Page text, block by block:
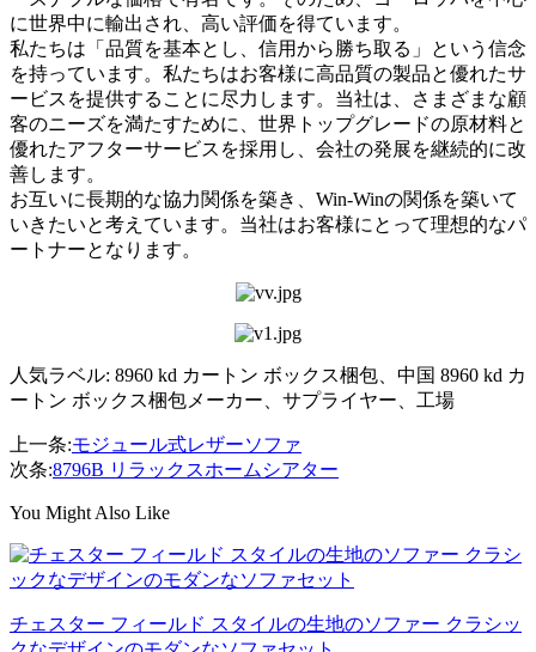
に世界中に輸出され、高い評価を得ています。
私たちは「品質を基本とし、信用から勝ち取る」という信念
を持っています。私たちはお客様に高品質の製品と優れたサ
ービスを提供することに尽力します。当社は、さまざまな顧
客のニーズを満たすために、世界トップグレードの原材料と
優れたアフターサービスを採用し、会社の発展を継続的に改
善します。
お互いに長期的な協力関係を築き、Win-Winの関係を築いて
いきたいと考えています。当社はお客様にとって理想的なパ
ートナーとなります。
人気ラベル: 8960 kd カートン ボックス梱包、中国 8960 kd カ
ートン ボックス梱包メーカー、サプライヤー、工場
上一条:モジュール式レザーソファ
次条:8796B リラックスホームシアター
You Might Also Like
チェスター フィールド スタイルの生地のソファー クラシッ